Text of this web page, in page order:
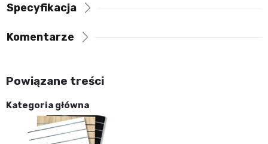
Specyfikacja
Komentarze
Powiązane treści
Kategoria główna